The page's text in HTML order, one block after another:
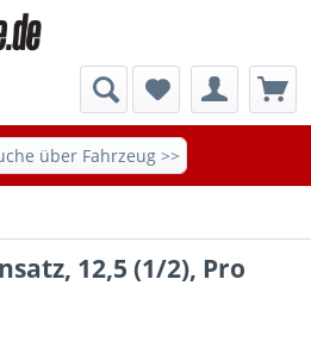
über Fahrzeug >>
12,5 (1/2), Pro